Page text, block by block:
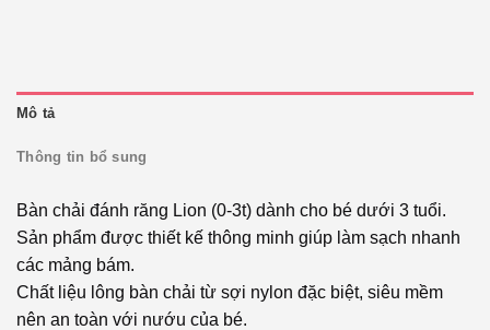
Mô tả
Thông tin bổ sung
Bàn chải đánh răng Lion (0-3t) dành cho bé dưới 3 tuổi.
Sản phẩm được thiết kế thông minh giúp làm sạch nhanh
các mảng bám.
Chất liệu lông bàn chải từ sợi nylon đặc biệt, siêu mềm
nên an toàn với nướu của bé.